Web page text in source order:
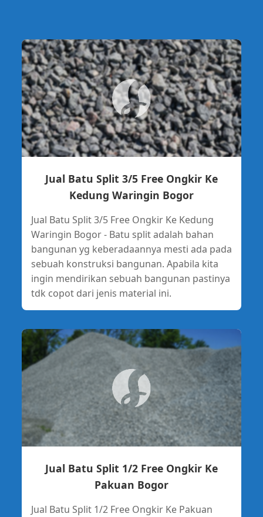
Jual Batu Split 3/5 Free Ongkir Ke
Kedung Waringin Bogor
Jual Batu Split 3/5 Free Ongkir Ke Kedung
Waringin Bogor - Batu split adalah bahan
bangunan yg keberadaannya mesti ada pada
sebuah konstruksi bangunan. Apabila kita
ingin mendirikan sebuah bangunan pastinya
tdk copot dari jenis material ini.
Jual Batu Split 1/2 Free Ongkir Ke
Pakuan Bogor
Jual Batu Split 1/2 Free Ongkir Ke Pakuan